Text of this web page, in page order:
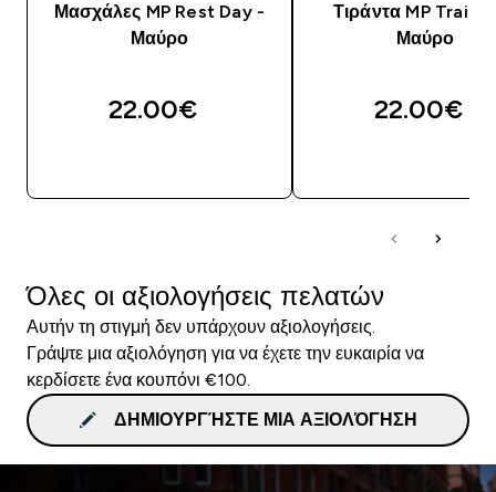
Μασχάλες MP Rest Day -
Μαύρο
22.00€‎
Τιράντα MP
Μαύρο
22.00€‎
Όλες οι αξιολογήσεις πελατών
Αυτήν τη στιγμή δεν υπάρχουν αξιολογήσεις.
Γράψτε μια αξιολόγηση για να έχετε την ευκαιρία να
κερδίσετε ένα κουπόνι €100.
ΔΗΜΙΟΥΡΓΉΣΤΕ ΜΙΑ ΑΞΙΟΛΌΓΗΣΗ